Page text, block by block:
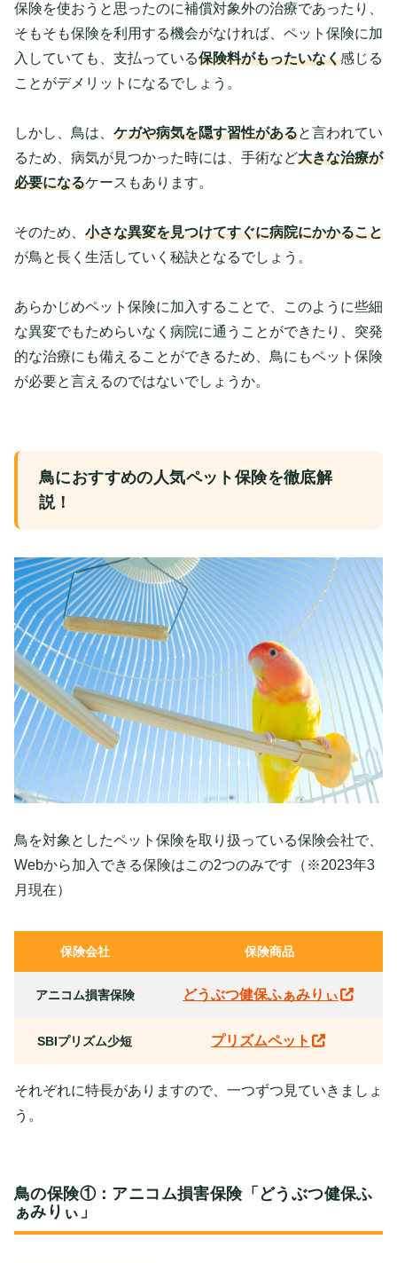
保険を使おうと思ったのに補償対象外の治療であったり、
そもそも保険を利用する機会がなければ、ペット保険に加
入していても、支払っている保険料がもったいなく感じる
ことがデメリットになるでしょう。
しかし、鳥は、 ケガや病気を隠す習性があると言われてい
るため、病気が見つかった時には、手術など大きな治療が
必要になるケースもあります。
そのため、 小さな異変を見つけてすぐに病院にかかること
が鳥と長く生活していく秘訣となるでしょう。
あらかじめペット保険に加入することで、このように些細
な異変でもためらいなく病院に通うことができたり、突発
的な治療にも備えることができるため、鳥にもペット保険
が必要と言えるのではないでしょうか。
鳥におすすめの人気ペット保険を徹底解
説！
鳥を対象としたペット保険を取り扱っている保険会社で、
Webから加入できる保険はこの2つのみです（※2023年3
月現在）
保険会社 保険商品
アニコム損害保険 どうぶつ健保ふぁみりぃ
SBIプリズム少短 プリズムペット
それぞれに特長がありますので、一つずつ見ていきましょ
う。
鳥の保険①：アニコム損害保険「どうぶつ健保ふ
ぁみりぃ」